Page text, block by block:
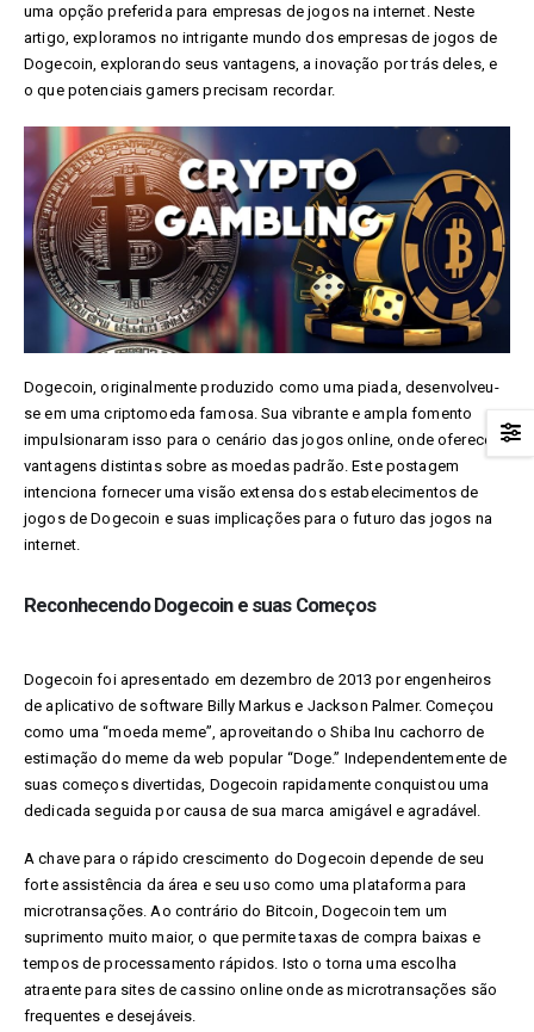
uma opção preferida para empresas de jogos na internet. Neste
artigo, exploramos no intrigante mundo dos empresas de jogos de
Dogecoin, explorando seus vantagens, a inovação por trás deles, e
o que potenciais gamers precisam recordar.
Dogecoin, originalmente produzido como uma piada, desenvolveu-
se em uma criptomoeda famosa. Sua vibrante e ampla fomento
impulsionaram isso para o cenário das jogos online, onde oferece
vantagens distintas sobre as moedas padrão. Este postagem
intenciona fornecer uma visão extensa dos estabelecimentos de
jogos de Dogecoin e suas implicações para o futuro das jogos na
internet.
Reconhecendo Dogecoin e suas Começos
Dogecoin foi apresentado em dezembro de 2013 por engenheiros
de aplicativo de software Billy Markus e Jackson Palmer. Começou
como uma “moeda meme”, aproveitando o Shiba Inu cachorro de
estimação do meme da web popular “Doge.” Independentemente de
suas começos divertidas, Dogecoin rapidamente conquistou uma
dedicada seguida por causa de sua marca amigável e agradável.
A chave para o rápido crescimento do Dogecoin depende de seu
forte assistência da área e seu uso como uma plataforma para
microtransações. Ao contrário do Bitcoin, Dogecoin tem um
suprimento muito maior, o que permite taxas de compra baixas e
tempos de processamento rápidos. Isto o torna uma escolha
atraente para sites de cassino online onde as microtransações são
frequentes e desejáveis.